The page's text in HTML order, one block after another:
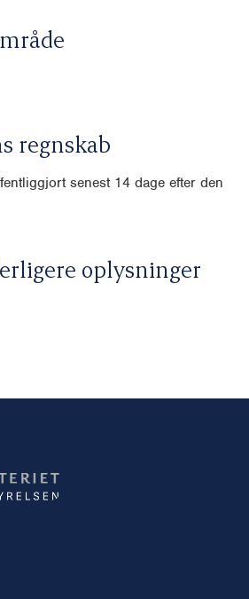
regnskab
senest 14 dage efter den
oplysninger